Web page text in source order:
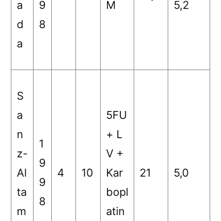
a
d
a
9
8
M 5,2
S
a
n
z-
Al
ta
m
1
9
9
8
4 10
5FU
+ L
V +
Kar
bopl
atin
21 5,0